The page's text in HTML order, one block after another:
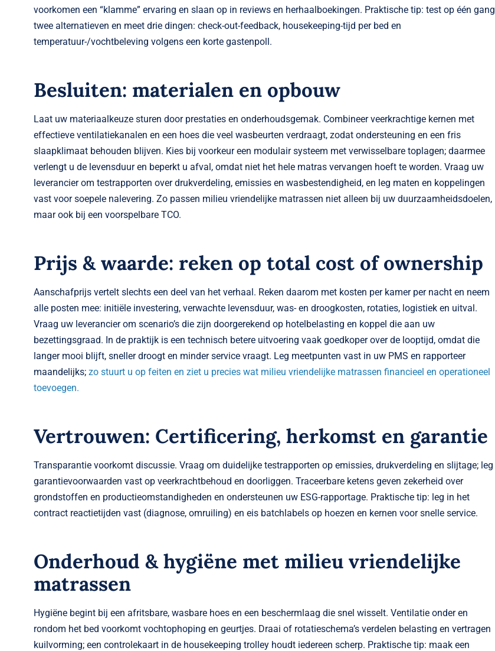
voorkomen een “klamme” ervaring en slaan op in reviews en herhaalboekingen. Praktische tip: test op één gang
twee alternatieven en meet drie dingen: check-out-feedback, housekeeping-tijd per bed en
temperatuur-/vochtbeleving volgens een korte gastenpoll.
Besluiten: materialen en opbouw
Laat uw materiaalkeuze sturen door prestaties en onderhoudsgemak. Combineer veerkrachtige kernen met
effectieve ventilatiekanalen en een hoes die veel wasbeurten verdraagt, zodat ondersteuning en een fris
slaapklimaat behouden blijven. Kies bij voorkeur een modulair systeem met verwisselbare toplagen; daarmee
verlengt u de levensduur en beperkt u afval, omdat niet het hele matras vervangen hoeft te worden. Vraag uw
leverancier om testrapporten over drukverdeling, emissies en wasbestendigheid, en leg maten en koppelingen
vast voor soepele nalevering. Zo passen milieu vriendelijke matrassen niet alleen bij uw duurzaamheidsdoelen,
maar ook bij een voorspelbare TCO.
Prijs & waarde: reken op total cost of ownership
Aanschafprijs vertelt slechts een deel van het verhaal. Reken daarom met kosten per kamer per nacht en neem
alle posten mee: initiële investering, verwachte levensduur, was- en droogkosten, rotaties, logistiek en uitval.
Vraag uw leverancier om scenario’s die zijn doorgerekend op hotelbelasting en koppel die aan uw
bezettingsgraad. In de praktijk is een technisch betere uitvoering vaak goedkoper over de looptijd, omdat die
langer mooi blijft, sneller droogt en minder service vraagt. Leg meetpunten vast in uw PMS en rapporteer
maandelijks; zo stuurt u op feiten en ziet u precies wat milieu vriendelijke matrassen financieel en operationeel
toevoegen.
Vertrouwen: Certificering, herkomst en garantie
Transparantie voorkomt discussie. Vraag om duidelijke testrapporten op emissies, drukverdeling en slijtage; leg
garantievoorwaarden vast op veerkrachtbehoud en doorliggen. Traceerbare ketens geven zekerheid over
grondstoffen en productieomstandigheden en ondersteunen uw ESG-rapportage. Praktische tip: leg in het
contract reactietijden vast (diagnose, omruiling) en eis batchlabels op hoezen en kernen voor snelle service.
Onderhoud & hygiëne met milieu vriendelijke
matrassen
Hygiëne begint bij een afritsbare, wasbare hoes en een beschermlaag die snel wisselt. Ventilatie onder en
rondom het bed voorkomt vochtophoping en geurtjes. Draai of rotatieschema’s verdelen belasting en vertragen
kuilvorming; een controlekaart in de housekeeping trolley houdt iedereen scherp. Praktische tip: maak een